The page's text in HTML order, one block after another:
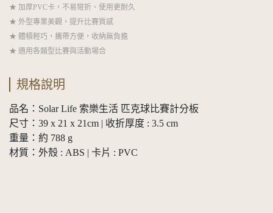
★ 加厚PVC卡，不易彎折、使用更耐久
★ 外型專業美觀，提升比賽質感
★ 體積輕巧，攜帶方便，收納無負擔
★ 適用各類型比賽與活動場合
規格說明
品名：Solar Life 索樂生活 匹克球比賽計分板
尺寸：39 x 21 x 21cm | 收折厚度 : 3.5 cm
重量：約 788 g
材質：外殼 : ABS | 卡片 : PVC